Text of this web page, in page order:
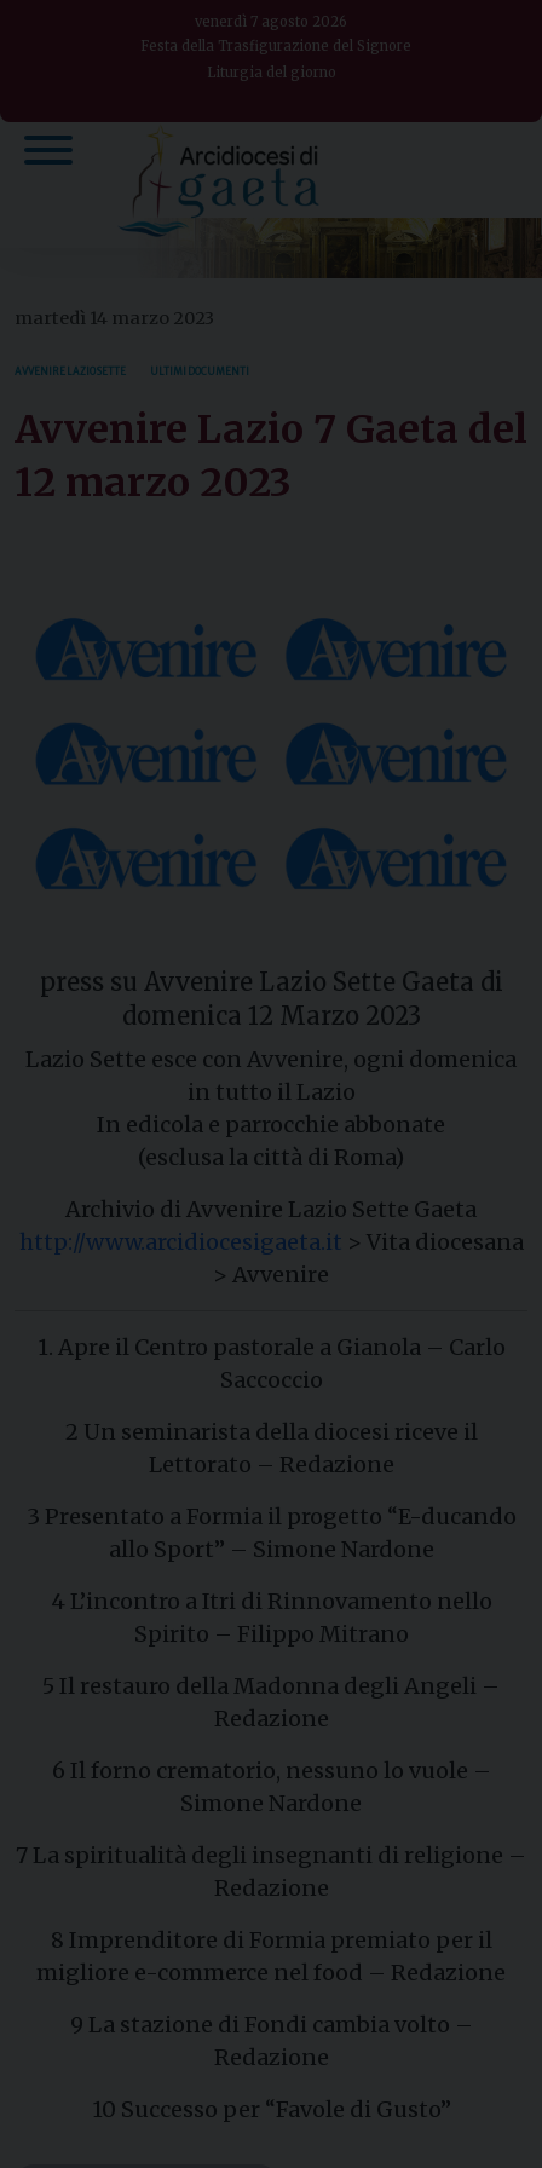
venerdì 7 agosto 2026
Festa della Trasfigurazione del Signore
Liturgia del giorno
martedì 14 marzo 2023
AVVENIRE LAZIO SETTE ULTIMI DOCUMENTI
Avvenire Lazio 7 Gaeta del
12 marzo 2023
press su Avvenire Lazio Sette Gaeta di
domenica 12 Marzo 2023
Lazio Sette esce con Avvenire, ogni domenica
in tutto il Lazio
In edicola e parrocchie abbonate
(esclusa la città di Roma)
Archivio di Avvenire Lazio Sette Gaeta
http://www.arcidiocesigaeta.it > Vita diocesana
> Avvenire
1. Apre il Centro pastorale a Gianola – Carlo
Saccoccio
2 Un seminarista della diocesi riceve il
Lettorato – Redazione
3 Presentato a Formia il progetto “E-ducando
allo Sport” – Simone Nardone
4 L’incontro a Itri di Rinnovamento nello
Spirito – Filippo Mitrano
5 Il restauro della Madonna degli Angeli –
Redazione
6 Il forno crematorio, nessuno lo vuole –
Simone Nardone
7 La spiritualità degli insegnanti di religione –
Redazione
8 Imprenditore di Formia premiato per il
migliore e-commerce nel food – Redazione
9 La stazione di Fondi cambia volto –
Redazione
10 Successo per “Favole di Gusto”